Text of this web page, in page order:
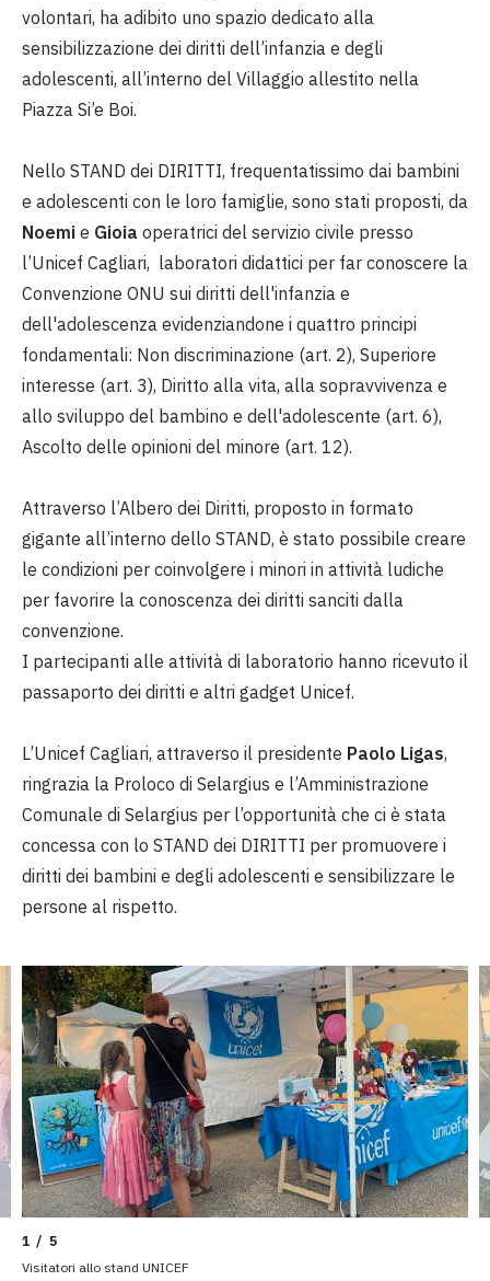
volontari, ha adibito uno spazio dedicato alla
sensibilizzazione dei diritti dell’infanzia e degli
adolescenti, all’interno del Villaggio allestito nella
Piazza Si’e Boi.
Nello STAND dei DIRITTI, frequentatissimo dai bambini
e adolescenti con le loro famiglie, sono stati proposti, da
Noemi e Gioia operatrici del servizio civile presso
l’Unicef Cagliari, laboratori didattici per far conoscere la
Convenzione ONU sui diritti dell'infanzia e
dell'adolescenza evidenziandone i quattro principi
fondamentali: Non discriminazione (art. 2), Superiore
interesse (art. 3), Diritto alla vita, alla sopravvivenza e
allo sviluppo del bambino e dell'adolescente (art. 6),
Ascolto delle opinioni del minore (art. 12).
Attraverso l’Albero dei Diritti, proposto in formato
gigante all’interno dello STAND, è stato possibile creare
le condizioni per coinvolgere i minori in attività ludiche
per favorire la conoscenza dei diritti sanciti dalla
convenzione.
I partecipanti alle attività di laboratorio hanno ricevuto il
passaporto dei diritti e altri gadget Unicef.
L’Unicef Cagliari, attraverso il presidente Paolo Ligas,
ringrazia la Proloco di Selargius e l’Amministrazione
Comunale di Selargius per l’opportunità che ci è stata
concessa con lo STAND dei DIRITTI per promuovere i
diritti dei bambini e degli adolescenti e sensibilizzare le
persone al rispetto.
1 / 5
Visitatori allo stand UNICEF